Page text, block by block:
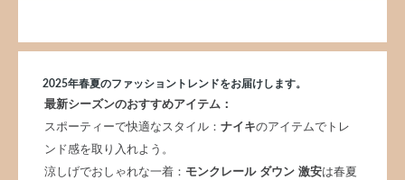
2025年春夏のファッショントレンドをお届けします。
最新シーズンのおすすめアイテム：
スポーティーで快適なスタイル： ナイキのアイテムでトレ
ンド感を取り入れよう。
涼しげでおしゃれな一着： モンクレール ダウン 激安は春夏